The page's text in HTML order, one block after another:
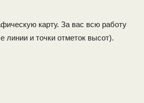
карту. За вас всю работу
линии и точки отметок высот).